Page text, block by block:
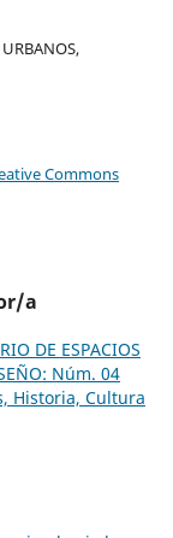
Commons
a
DE ESPACIOS
Núm. 04
Historia, Cultura